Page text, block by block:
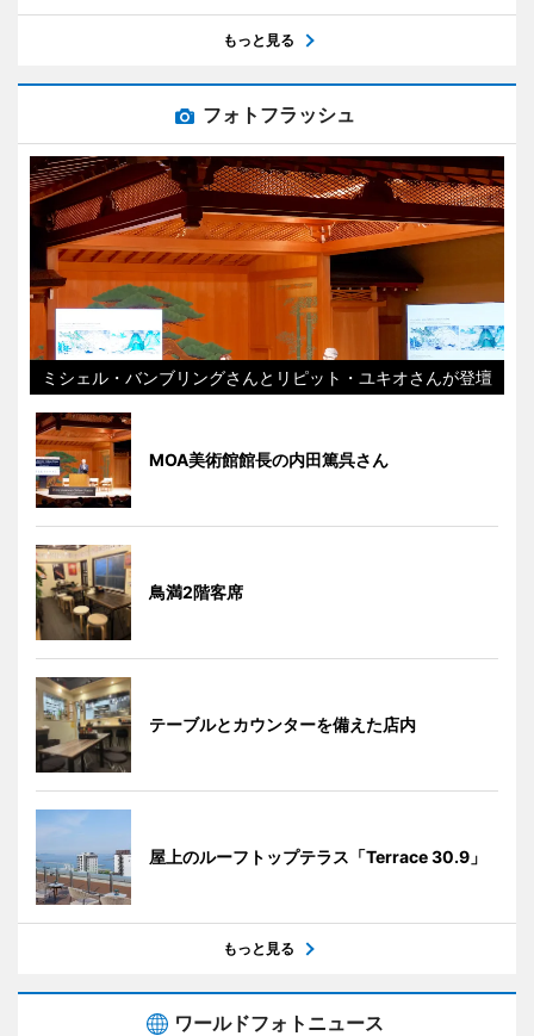
もっと見る
フォトフラッシュ
ミシェル・バンブリングさんとリピット・ユキオさんが登壇
MOA美術館館長の内田篤呉さん
鳥満2階客席
テーブルとカウンターを備えた店内
屋上のルーフトップテラス「Terrace 30.9」
もっと見る
ワールドフォトニュース